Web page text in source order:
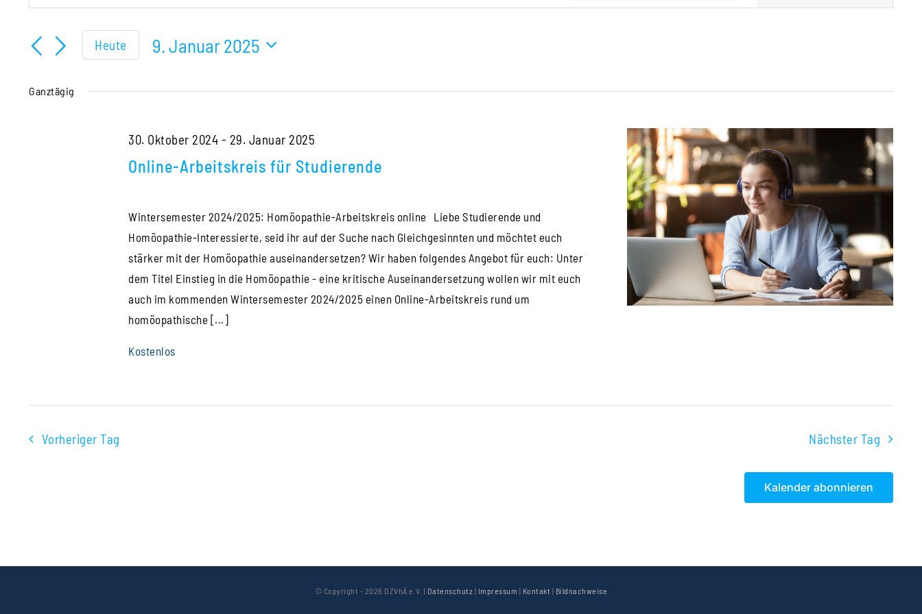
für
9.
Januar
und
eingeben.
Suche
Veranstaltungen
Heute
9. Januar 2025
Ganztägig
Online-Arbeitskreis für Studierende
30. Oktober 2024 - 29. Januar 2025
Wintersemester 2024/2025: Homöopathie-Arbeitskreis online Liebe Studierende und
Homöopathie-Interessierte, seid ihr auf der Suche nach Gleichgesinnten und möchtet euch
stärker mit der Homöopathie auseinandersetzen? Wir haben folgendes Angebot für euch: Unter
dem Titel Einstieg in die Homöopathie - eine kritische Auseinandersetzung wollen wir mit euch
auch im kommenden Wintersemester 2024/2025 einen Online-Arbeitskreis rund um
homöopathische [...]
Kostenlos
Vorheriger Tag Nächster Tag
Kalender abonnieren
© Copyright - 2026 DZVhÄ e.V. | Datenschutz | Impressum | Kontakt | Bildnachweise